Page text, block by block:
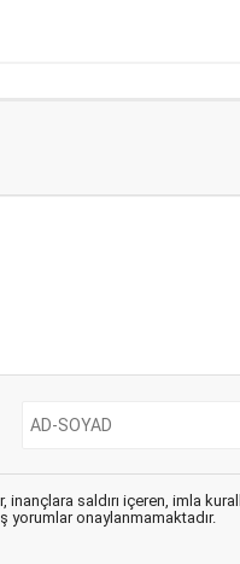
saldırı içeren, imla
yorumlar onaylanmamaktadır.